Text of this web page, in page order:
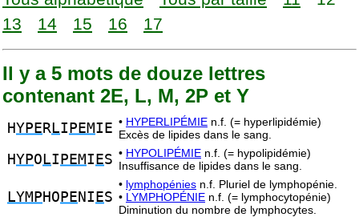
13
14 15 16 17
Il y a 5 mots de douze lettres
contenant 2E, L, M, 2P et Y
HYPE RLI PEMIE • HYPERLIPÉMIE n.f. (= hyperlipidémie)
Excès de lipides dans le sang.
HYPO LI PEMI ES • HYPOLIPÉMIE n.f. (= hypolipidémie)
Insuffisance de lipides dans le sang.
LYMP HO PE NI ES
• lymphopénies n.f. Pluriel de lymphopénie.
• LYMPHOPÉNIE n.f. (= lymphocytopénie)
Diminution du nombre de lymphocytes.